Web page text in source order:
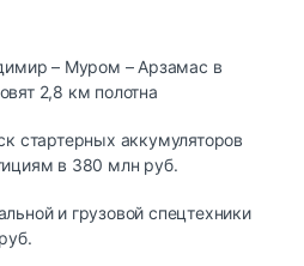
– Муром – Арзамас в
2,8 км полотна
стартерных аккумуляторов
в 380 млн руб.
и грузовой спецтехники